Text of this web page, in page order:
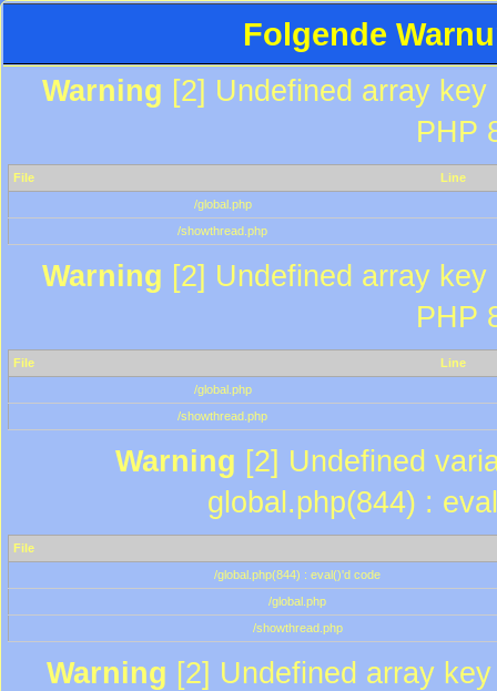
Folgende
Warning [2] Undefined array
PHP
File
Line
/global.php
/showthread.php
Warning [2] Undefined array
PHP
File
Line
/global.php
/showthread.php
Warning [2] Undefined
global.php(844) :
File
/global.php(844) : eval()'d code
/global.php
/showthread.php
Warning [2] Undefined array